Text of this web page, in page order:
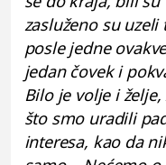
zasluženo su
posle jedne
jedan čovek i
Bilo je volje i
što smo uradili
interesa, kao da